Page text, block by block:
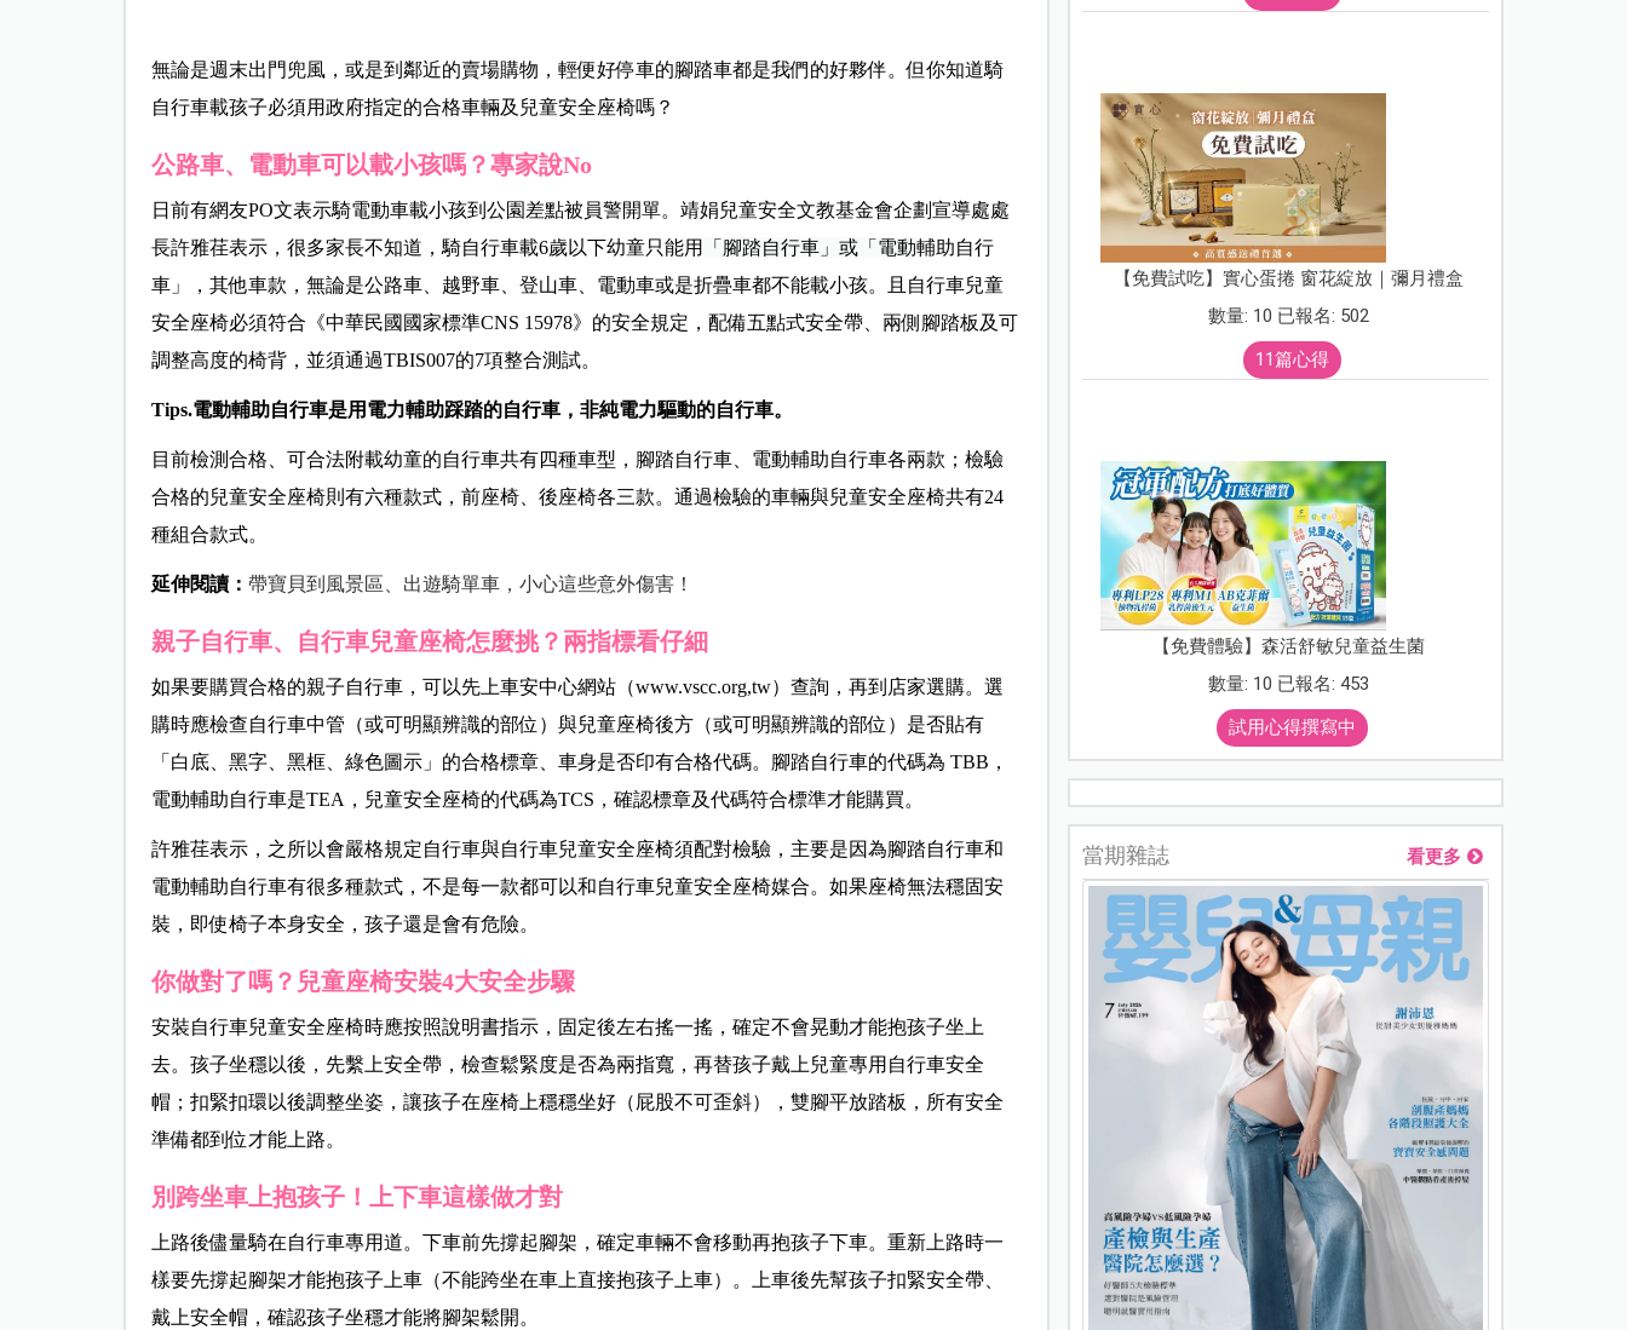
無論是週末出門兜風，或是到鄰近的賣場購物，輕便好停車的腳踏車都是我們的好夥伴。但你知道騎
自行車載孩子必須用政府指定的合格車輛及兒童安全座椅嗎？
公路車、電動車可以載小孩嗎？專家說No
日前有網友PO文表示騎電動車載小孩到公園差點被員警開單。靖娟兒童安全文教基金會企劃宣導處處
長許雅荏表示，很多家長不知道，騎自行車載6歲以下幼童只能用 「腳踏自行車」或「電動輔助自行
車」，其他車款，無論是公路車、越野車、登山車、電動車或是折疊車都不能載小孩。且自行車兒童
安全座椅必須符合《中華民國國家標準CNS 15978》的安全規定，配備五點式安全帶、兩側腳踏板及可
調整高度的椅背，並須通過TBIS007的7項整合測試。
Tips.電動輔助自行車是用電力輔助踩踏的自行車，非純電力驅動的自行車。
目前檢測合格、可合法附載幼童的自行車共有四種車型，腳踏自行車、電動輔助自行車各兩款；檢驗
合格的兒童安全座椅則有六種款式，前座椅、後座椅各三款。通過檢驗的車輛與兒童安全座椅共有24
種組合款式。
延伸閱讀： 帶寶貝到風景區、出遊騎單車，小心這些意外傷害！
親子自行車、自行車兒童座椅怎麼挑？兩指標看仔細
如果要購買合格的親子自行車，可以先上車安中心網站（www.vscc.org,tw）查詢，再到店家選購。選
購時應檢查自行車中管（或可明顯辨識的部位）與兒童座椅後方（或可明顯辨識的部位）是否貼有
「白底、黑字、黑框、綠色圖示」的合格標章、車身是否印有合格代碼。腳踏自行車的代碼為 TBB ，
電動輔助自行車是TEA ，兒童安全座椅的代碼為TCS ，確認標章及代碼符合標準才能購買。
許雅荏表示，之所以會嚴格規定自行車與自行車兒童安全座椅須配對檢驗，主要是因為腳踏自行車和
電動輔助自行車有很多種款式，不是每一款都可以和自行車兒童安全座椅媒合。如果座椅無法穩固安
裝，即使椅子本身安全，孩子還是會有危險。
你做對了嗎？兒童座椅安裝4大安全步驟
安裝自行車兒童安全座椅時應按照說明書指示，固定後左右搖一搖，確定不會晃動才能抱孩子坐上
去。孩子坐穩以後，先繫上安全帶，檢查鬆緊度是否為兩指寬，再替孩子戴上兒童專用自行車安全
帽；扣緊扣環以後調整坐姿，讓孩子在座椅上穩穩坐好（屁股不可歪斜），雙腳平放踏板，所有安全
準備都到位才能上路。
別跨坐車上抱孩子！上下車這樣做才對
上路後儘量騎在自行車專用道。下車前先撐起腳架，確定車輛不會移動再抱孩子下車。重新上路時一
樣要先撐起腳架才能抱孩子上車（不能跨坐在車上直接抱孩子上車）。上車後先幫孩子扣緊安全帶、
戴上安全帽，確認孩子坐穩才能將腳架鬆開。
【免費試吃】實心蛋捲 窗花綻放｜彌月禮盒
數量: 10 已報名: 502
11篇心得
【免費體驗】森活舒敏兒童益生菌
數量: 10 已報名: 453
試用心得撰寫中
當期雜誌 看更多